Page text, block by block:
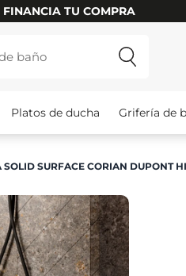
TU MAMPARA
Platos de ducha Grifería de
SOLID SURFACE CORIAN DUPONT